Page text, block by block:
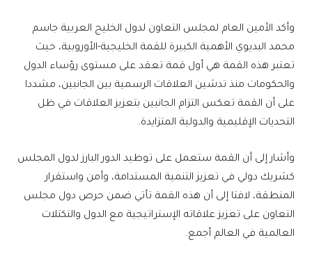
وأكد الأمين العام لمجلس التعاون لدول الخليج العربية جاسم
محمد البديوي الأهمية الكبيرة للقمة الخليجية-الأوروبية، حيث
تعتبر هذه القمة هي أول قمة تعقد على مستوى رؤساء الدول
والحكومات منذ تدشين العلاقات الرسمية بين الجانبين، مشددا
على أن القمة تعكس التزام الجانبين بتعزيز العلاقات في ظل
التحديات الإقليمية والدولية المتزايدة.
وأشار إلى أن القمة ستعمل على توطيد الدور البارز لدول المجلس
كشريك دولي في تعزيز التنمية المستدامة، وأمن واستقرار
المنطقة، لافتا إلى أن هذه القمة تأتي ضمن حرص دول مجلس
التعاون على تعزيز علاقاته الإستراتيجية مع الدول والتكتلات
العالمية في العالم أجمع.